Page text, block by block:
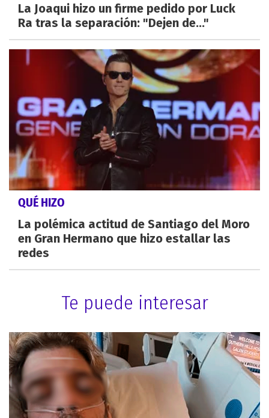
La Joaqui hizo un firme pedido por Luck
Ra tras la separación: "Dejen de..."
QUÉ HIZO
La polémica actitud de Santiago del Moro
en Gran Hermano que hizo estallar las
redes
Te puede interesar